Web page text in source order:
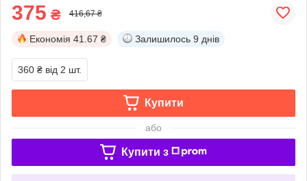
375 ₴ 416,67 ₴
Економія 41.67 ₴ Залишилось 9 днів
360 ₴ від 2 шт.
Купити
або
Купити з